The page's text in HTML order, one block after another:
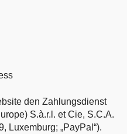
den Zahlungsdienst
S.à.r.l. et Cie, S.C.A.
Luxemburg; „PayPal“).